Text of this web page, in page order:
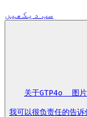
سب دیکھیں
关于GTP4o  图
我可以很负责任的告